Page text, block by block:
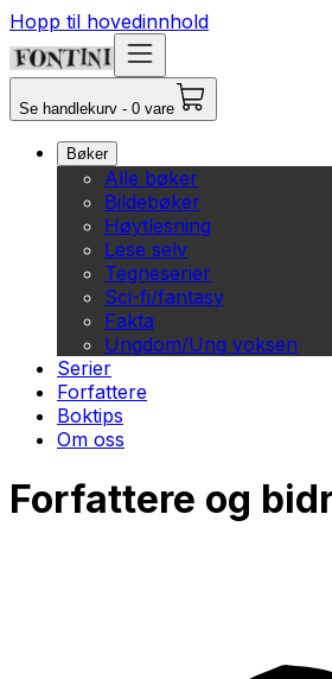
Hopp til hovedinnhold
Se handlekurv - 0 vare
Bøker
Alle bøker
Bildebøker
Høytlesning
Lese selv
Tegneserier
Sci-fi/fantasy
Fakta
Ungdom/Ung voksen
Serier
Forfattere
Boktips
Om oss
Forfattere og